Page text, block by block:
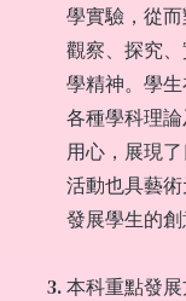
學實驗，從
觀察、探究
學精神。學
各種學科理
用心，展現
活動也具藝
發展學生的創
本科重點發展